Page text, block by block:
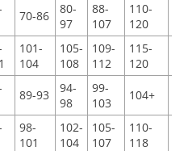
70-86
80-
97
88-
107
110-
120
101-
104
105-
108
109-
112
115-
120
89-93
94-
98
99-
103
104+
98-
101
102-
104
105-
107
110-
118